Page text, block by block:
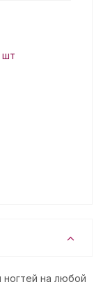
шт
ногтей на любой